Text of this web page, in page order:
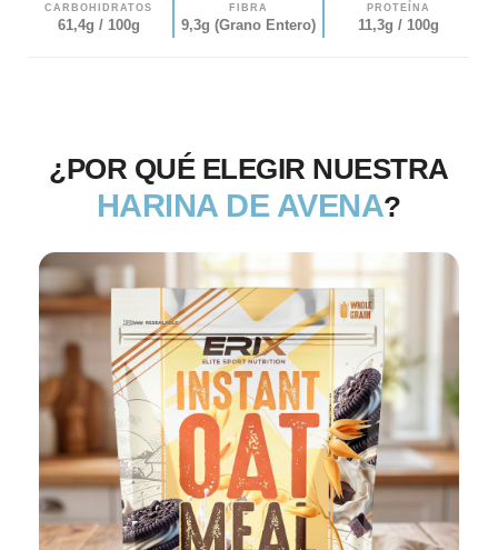
CARBOHIDRATOS
61,4g / 100g
FIBRA
9,3g (Grano Entero)
PROTEÍNA
11,3g / 100g
¿POR QUÉ ELEGIR NUESTRA
HARINA DE AVENA?